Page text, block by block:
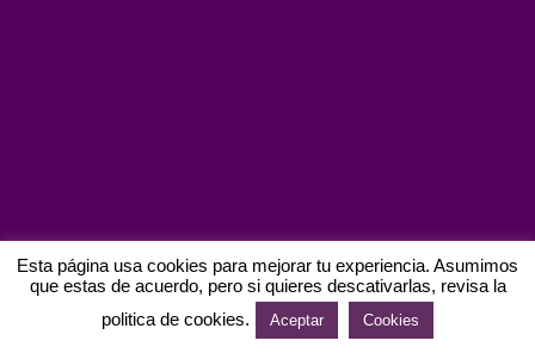
Esta página usa cookies para mejorar tu experiencia. Asumimos
que estas de acuerdo, pero si quieres descativarlas, revisa la
politica de cookies.
Aceptar Cookies